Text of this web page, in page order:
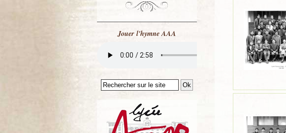
Jouer l'hymne AAA